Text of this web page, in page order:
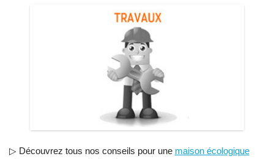
▷ Découvrez tous nos conseils pour une maison écologique